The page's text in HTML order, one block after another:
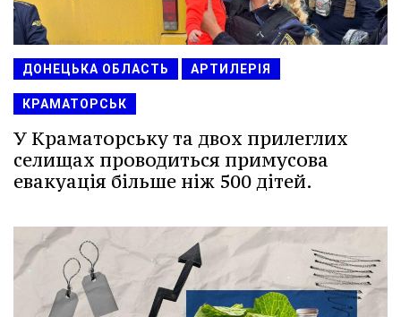
ДОНЕЦЬКА ОБЛАСТЬ АРТИЛЕРІЯ
КРАМАТОРСЬК
У Краматорську та двох прилеглих
селищах проводиться примусова
евакуація більше ніж 500 дітей.